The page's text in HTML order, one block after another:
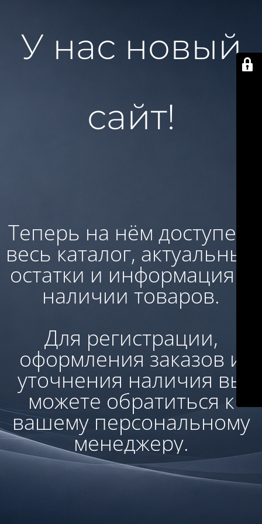
У нас новый
сайт!
Теперь на нём доступен:
весь каталог, актуальные
остатки и информация о
наличии товаров.
Для регистрации,
оформления заказов и
уточнения наличия вы
можете обратиться к
вашему персональному
менеджеру.